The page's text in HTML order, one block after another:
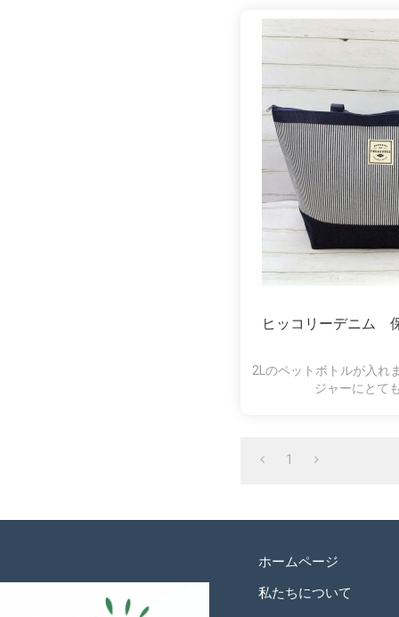
ヒッコリーデニム
2Lのペットボトルが入れ
ジャーにとて
1
ホームページ
私たちについて